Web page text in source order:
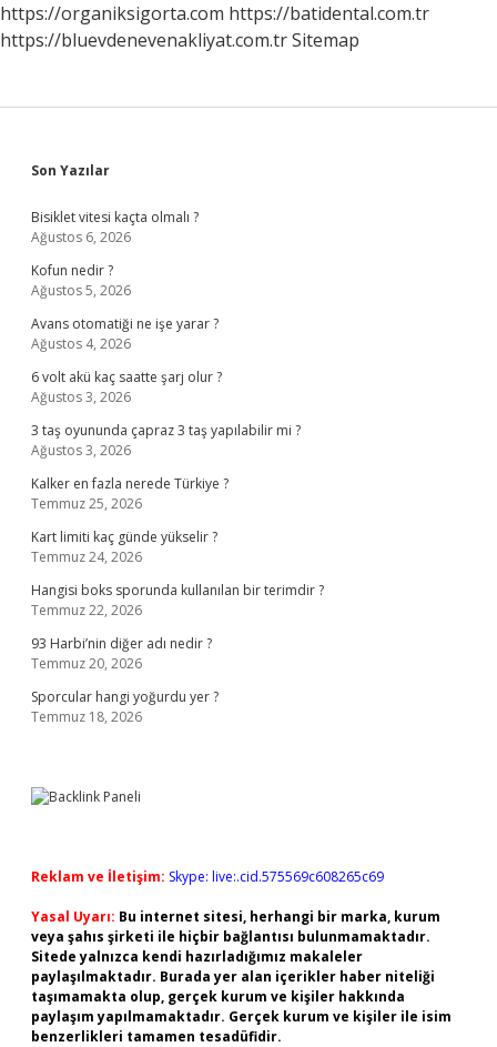
https://organiksigorta.com https://batidental.com.tr
https://bluevdenevenakliyat.com.trSitemap
Sidebar
Son Yazılar
Bisiklet vitesi kaçta olmalı ?
Ağustos 6, 2026
Kofun nedir ?
Ağustos 5, 2026
Avans otomatiği ne işe yarar ?
Ağustos 4, 2026
6 volt akü kaç saatte şarj olur ?
Ağustos 3, 2026
3 taş oyununda çapraz 3 taş yapılabilir mi ?
Ağustos 3, 2026
Kalker en fazla nerede Türkiye ?
Temmuz 25, 2026
Kart limiti kaç günde yükselir ?
Temmuz 24, 2026
Hangisi boks sporunda kullanılan bir terimdir ?
Temmuz 22, 2026
93 Harbi’nin diğer adı nedir ?
Temmuz 20, 2026
Sporcular hangi yoğurdu yer ?
Temmuz 18, 2026
Reklam ve İletişim: Skype: live:.cid.575569c608265c69
Yasal Uyarı: Bu internet sitesi, herhangi bir marka, kurum
veya şahıs şirketi ile hiçbir bağlantısı bulunmamaktadır.
Sitede yalnızca kendi hazırladığımız makaleler
paylaşılmaktadır. Burada yer alan içerikler haber niteliği
taşımamakta olup, gerçek kurum ve kişiler hakkında
paylaşım yapılmamaktadır. Gerçek kurum ve kişiler ile isim
benzerlikleri tamamen tesadüfidir.